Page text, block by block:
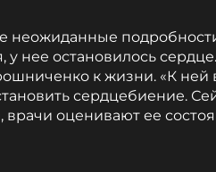
неожиданные
у нее остановилось
к жизни. «К ней
сердцебиение.
оценивают ее